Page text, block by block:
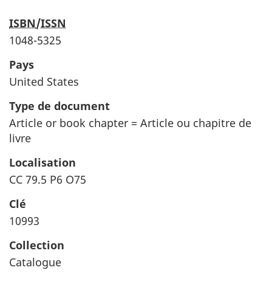
ISBN/ISSN
1048-5325
Pays
United States
Type de document
Article or book chapter = Article ou chapitre de
livre
Localisation
CC 79.5 P6 O75
Clé
10993
Collection
Catalogue